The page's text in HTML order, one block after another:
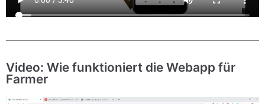
Video: Wie funktioniert die Webapp für
Farmer